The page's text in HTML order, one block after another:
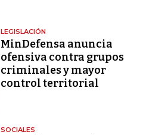
LEGISLACIÓN
MinDefensa anuncia
ofensiva contra grupos
criminales y mayor
control territorial
SOCIALES